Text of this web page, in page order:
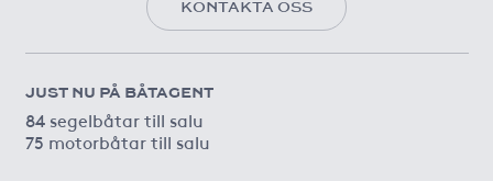
KONTAKTA OSS
JUST NU PÅ BÅTAGENT
84 segelbåtar till salu
75 motorbåtar till salu